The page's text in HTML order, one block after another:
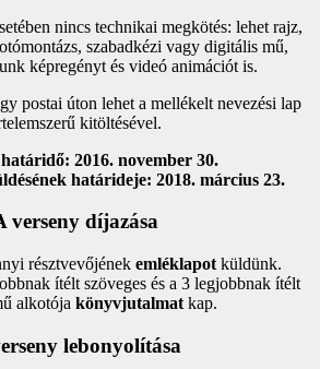
nincs technikai megkötés: lehet rajz,
szabadkézi vagy digitális mű,
képregényt és videó animációt is.
postai úton lehet a mellékelt nevezési lap
kitöltésével.
határidő: 2016. november 30.
határideje: 2018. március 23.
verseny díjazása
résztvevőjének emléklapotküldünk.
ítélt szöveges és a 3 legjobbnak ítélt
alkotója könyvjutalmat kap.
lebonyolítása